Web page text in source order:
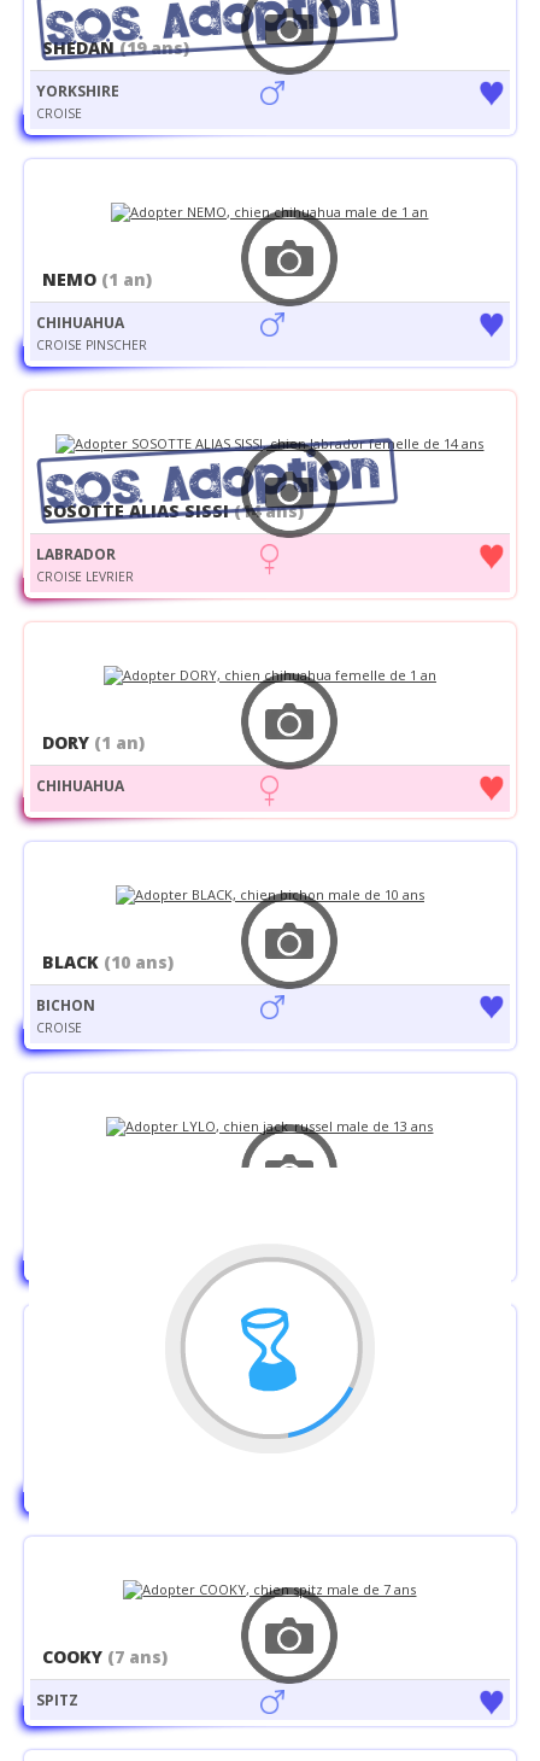
SHEDAN(19 ans)
YORKSHIRE
CROISE
NEMO (1 an)
CHIHUAHUA
CROISE PINSCHER
SOSOTTE ALIAS SISSI(14 ans)
LABRADOR
CROISE LEVRIER
DORY (1 an)
CHIHUAHUA
BLACK (10 ans)
BICHON
CROISE
COOKY (7 ans)
SPITZ